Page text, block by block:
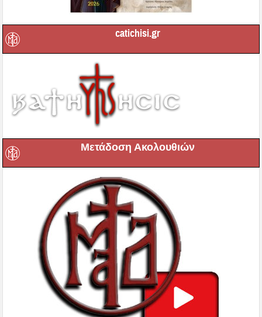
catichisi.gr
Μετάδοση Ακολουθιών